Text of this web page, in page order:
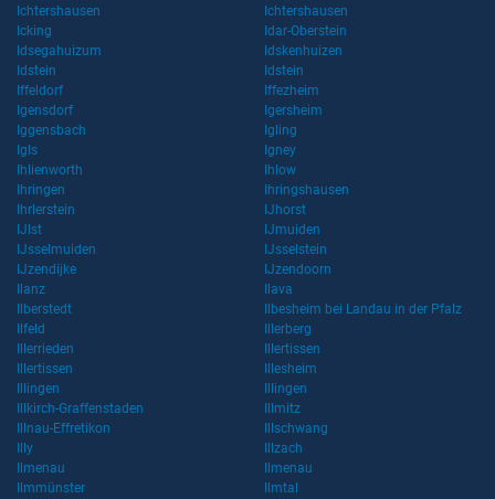
Ichtershausen
Ichtershausen
Icking
Idar-Oberstein
Idsegahuizum
Idskenhuizen
Idstein
Idstein
Iffeldorf
Iffezheim
Igensdorf
Igersheim
Iggensbach
Igling
Igls
Igney
Ihlienworth
Ihlow
Ihringen
Ihringshausen
Ihrlerstein
IJhorst
IJlst
IJmuiden
IJsselmuiden
IJsselstein
IJzendijke
IJzendoorn
Ilanz
Ilava
Ilberstedt
Ilbesheim bei Landau in der Pfalz
Ilfeld
Illerberg
Illerrieden
Illertissen
Illertissen
Illesheim
Illingen
Illingen
Illkirch-Graffenstaden
Illmitz
Illnau-Effretikon
Illschwang
Illy
Illzach
Ilmenau
Ilmenau
Ilmmünster
Ilmtal